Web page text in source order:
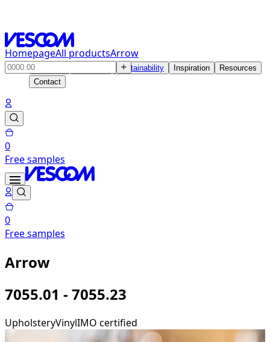
HomepageAll productsArrow
Products Sustainability Inspiration
Resources
Contact
0
Free samples
0
Free samples
Arrow
7055.01 - 7055.23
UpholsteryVinylIMO certified